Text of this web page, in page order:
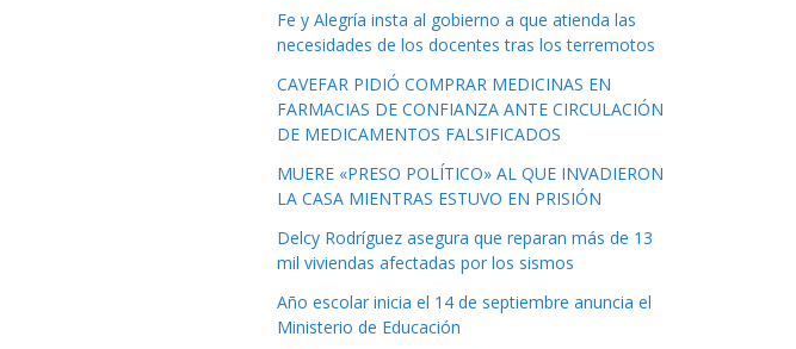
Fe y Alegría insta al gobierno a que atienda las
necesidades de los docentes tras los terremotos
CAVEFAR PIDIÓ COMPRAR MEDICINAS EN
FARMACIAS DE CONFIANZA ANTE CIRCULACIÓN
DE MEDICAMENTOS FALSIFICADOS
MUERE «PRESO POLÍTICO» AL QUE INVADIERON
LA CASA MIENTRAS ESTUVO EN PRISIÓN
Delcy Rodríguez asegura que reparan más de 13
mil viviendas afectadas por los sismos
Año escolar inicia el 14 de septiembre anuncia el
Ministerio de Educación